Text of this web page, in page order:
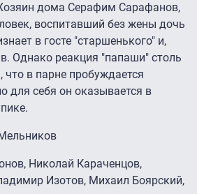
дома Серафим Сарафанов,
воспитавший без жены дочь
в госте "старшенького" и,
Однако реакция "папаши" столь
что в парне пробуждается
для себя он оказывается в
Николай Караченцов,
Изотов, Михаил Боярский,